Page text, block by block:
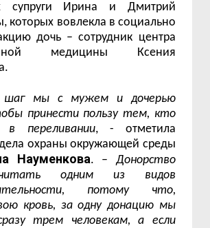
супруги Ирина и Дмитрий
которых вовлекла в социально
дочь – сотрудник центра
медицины Ксения
шаг мы с мужем и дочерью
принести пользу тем, кто
в переливании, - отметила
охраны окружающей среды
Науменкова. – Донорство
одним из видов
потому что,
кровь, за одну донацию мы
трем человекам, а если